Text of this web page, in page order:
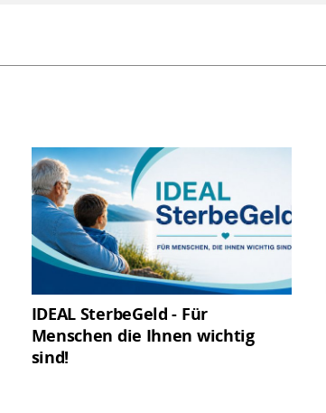
IDEAL SterbeGeld - Für
Menschen die Ihnen wichtig
sind!